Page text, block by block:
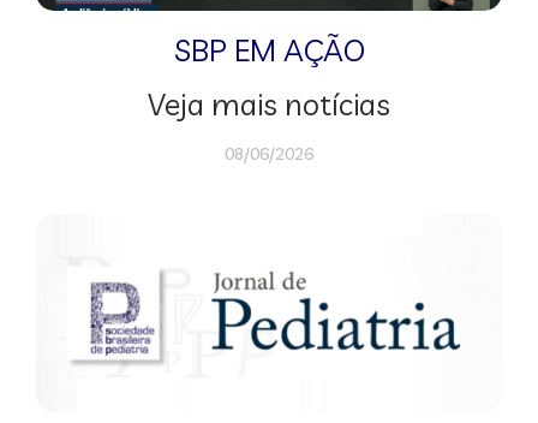
SBP EM AÇÃO
Veja mais notícias
08/06/2026